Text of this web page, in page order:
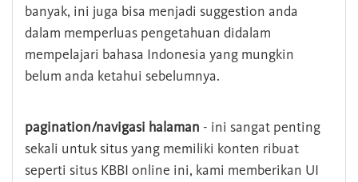
banyak, ini juga bisa menjadi suggestion anda
dalam memperluas pengetahuan didalam
mempelajari bahasa Indonesia yang mungkin
belum anda ketahui sebelumnya.
pagination/navigasi halaman - ini sangat penting
sekali untuk situs yang memiliki konten ribuat
seperti situs KBBI online ini, kami memberikan UI